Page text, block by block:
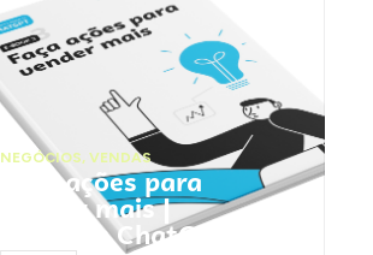
NEGÓCIOS, VENDAS
Faça ações para
vender mais |
Prompts ChatGPT